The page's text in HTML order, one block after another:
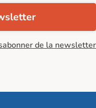
de la newsletter